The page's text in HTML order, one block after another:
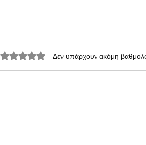
Βαθμολογήθηκε με 0 από 5 αστέρια.
Δεν υπάρχουν ακόμη